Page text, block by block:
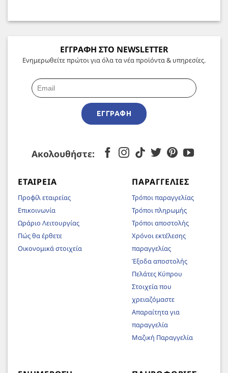
ΕΓΓΡΑΦΗ ΣΤΟ NEWSLETTER
Ενημερωθείτε πρώτοι για όλα τα νέα προϊόντα & υπηρεσίες.
ΕΓΓΡΑΦΉ
Ακολουθήστε:
ΕΤΑΙΡΕΊΑ
Προφίλ εταιρείας
Επικοινωνία
Ωράριο Λειτουργίας
Πώς θα έρθετε
Οικονομικά στοιχεία
ΠΑΡΑΓΓΕΛΊΕΣ
Τρόποι παραγγελίας
Τρόποι πληρωμής
Τρόποι αποστολής
Χρόνοι εκτέλεσης
παραγγελίας
Έξοδα αποστολής
Πελάτες Κύπρου
Στοιχεία που
χρειαζόμαστε
Απαραίτητα για
παραγγελία
Μαζική Παραγγελία